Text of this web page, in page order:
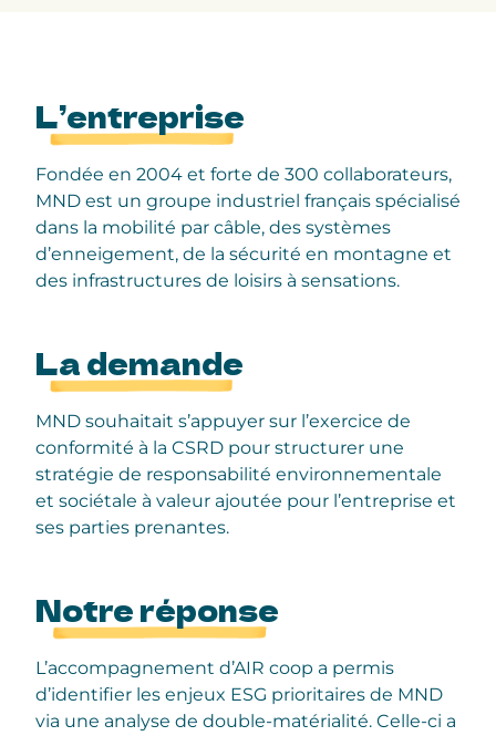
L’entreprise
Fondée en 2004 et forte de 300 collaborateurs,
MND est un groupe industriel français spécialisé
dans la mobilité par câble, des systèmes
d’enneigement, de la sécurité en montagne et
des infrastructures de loisirs à sensations.
La demande
MND souhaitait s’appuyer sur l’exercice de
conformité à la CSRD pour structurer une
stratégie de responsabilité environnementale
et sociétale à valeur ajoutée pour l’entreprise et
ses parties prenantes.
Notre réponse
L’accompagnement d’AIR coop a permis
d’identifier les enjeux ESG prioritaires de MND
via une analyse de double-matérialité. Celle-ci a